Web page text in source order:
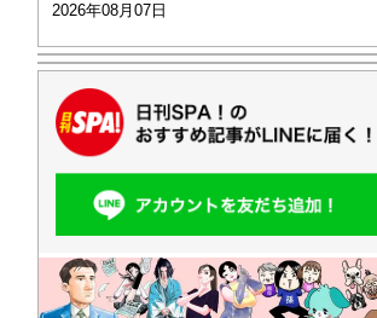
2026年08月07日